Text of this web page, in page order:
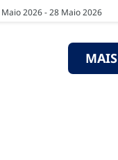
2026 - 28 Maio 2026
MAIS